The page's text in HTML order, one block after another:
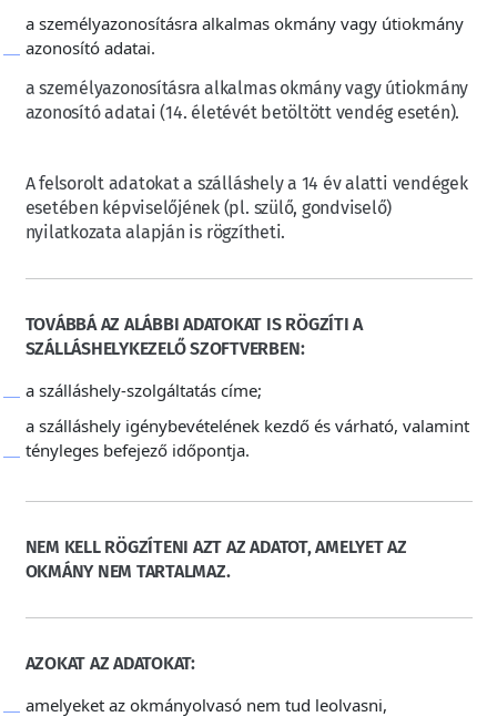
a személyazonosításra alkalmas okmány vagy útiokmány
azonosító adatai.
a személyazonosításra alkalmas okmány vagy útiokmány
azonosító adatai (14. életévét betöltött vendég esetén).
A felsorolt adatokat a szálláshely a 14 év alatti vendégek
esetében képviselőjének (pl. szülő, gondviselő)
nyilatkozata alapján is rögzítheti.
TOVÁBBÁ AZ ALÁBBI ADATOKAT IS RÖGZÍTI A
SZÁLLÁSHELYKEZELŐ SZOFTVERBEN:
a szálláshely-szolgáltatás címe;
a szálláshely igénybevételének kezdő és várható, valamint
tényleges befejező időpontja.
NEM KELL RÖGZÍTENI AZT AZ ADATOT, AMELYET AZ
OKMÁNY NEM TARTALMAZ.
AZOKAT AZ ADATOKAT:
amelyeket az okmányolvasó nem tud leolvasni,